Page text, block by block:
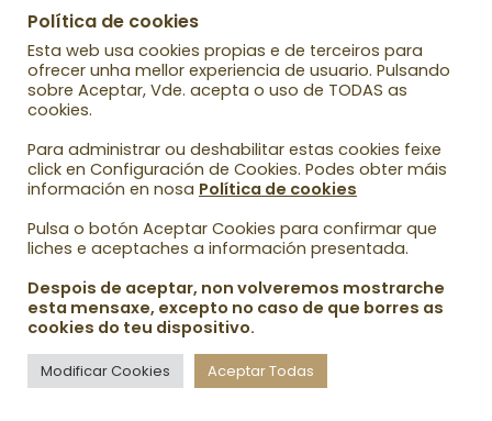
Aviso Legal Política Privacidad Política Cookies
Política de cookies
Esta web usa cookies propias e de terceiros para
ofrecer unha mellor experiencia de usuario. Pulsando
sobre Aceptar, Vde. acepta o uso de TODAS as
cookies.
Para administrar ou deshabilitar estas cookies feixe
click en Configuración de Cookies. Podes obter máis
información en nosa Política de cookies
Pulsa o botón Aceptar Cookies para confirmar que
liches e aceptaches a información presentada.
Despois de aceptar, non volveremos mostrarche
esta mensaxe, excepto no caso de que borres as
cookies do teu dispositivo.
Modificar Cookies Aceptar Todas